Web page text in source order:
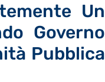
Un
Governo
Pubblica